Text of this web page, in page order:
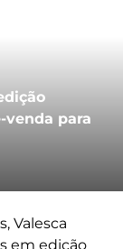
venda para